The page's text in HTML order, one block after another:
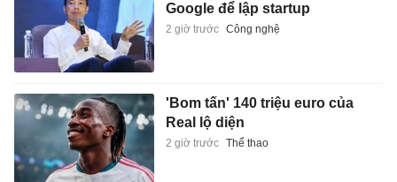
Google để lập startup
2 giờ trước Công nghệ
'Bom tấn' 140 triệu euro của
Real lộ diện
2 giờ trước Thể thao